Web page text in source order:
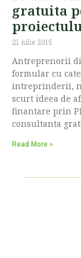
gratuita
21 iulie 2015
Antreprenorii
formular cu
intreprinderii,
scurt ideea de
finantare prin
consultanta
Read More »